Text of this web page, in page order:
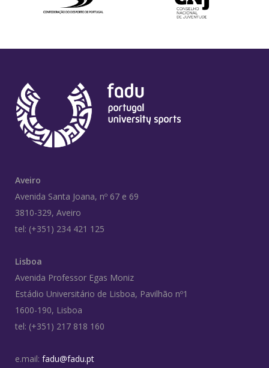
Aveiro
Avenida Santa Joana, nº 67 e 69
3810-329, Aveiro
tel: (+351) 234 421 125
Lisboa
Avenida Professor Egas Moniz
Estádio Universitário de Lisboa, Pavilhão nº1
1600-190, Lisboa
tel: (+351) 217 818 160
e.mail: fadu@fadu.pt